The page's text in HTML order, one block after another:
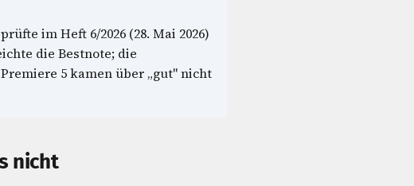
im Heft 6/2026 (28. Mai 2026)
die Bestnote; die
5 kamen über „gut" nicht
nicht